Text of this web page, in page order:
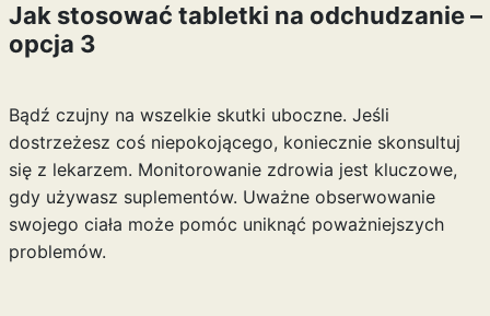
Jak stosować tabletki na odchudzanie –
opcja 3
Bądź czujny na wszelkie skutki uboczne. Jeśli
dostrzeżesz coś niepokojącego, koniecznie skonsultuj
się z lekarzem. Monitorowanie zdrowia jest kluczowe,
gdy używasz suplementów. Uważne obserwowanie
swojego ciała może pomóc uniknąć poważniejszych
problemów.